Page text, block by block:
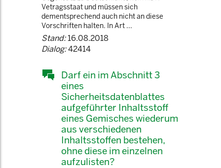
Vetragsstaat und müssen sich
dementsprechend auch nicht an diese
Vorschriften halten. In Art ...
Stand:16.08.2018
Dialog:42414
Darf ein im Abschnitt 3
eines
Sicherheitsdatenblattes
aufgeführter Inhaltsstoff
eines Gemisches wiederum
aus verschiedenen
Inhaltsstoffen bestehen,
ohne diese im einzelnen
aufzulisten?